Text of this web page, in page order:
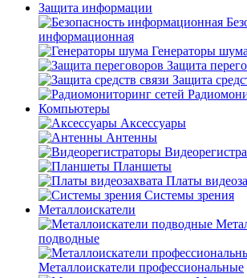
Защита информации
информационная
Генераторы шума
Защита
Защита
Компьютеры
Аксессуары
Антенны
Планшеты
Платы
Системы зрения
Металлоискатели
подводные
Металлоискатели профессиональные